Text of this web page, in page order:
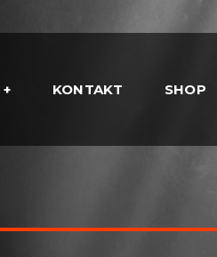
KONTAKT SHOP